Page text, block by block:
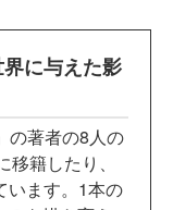
に与えた影
の著者の8人の
籍したり、
います。1本の